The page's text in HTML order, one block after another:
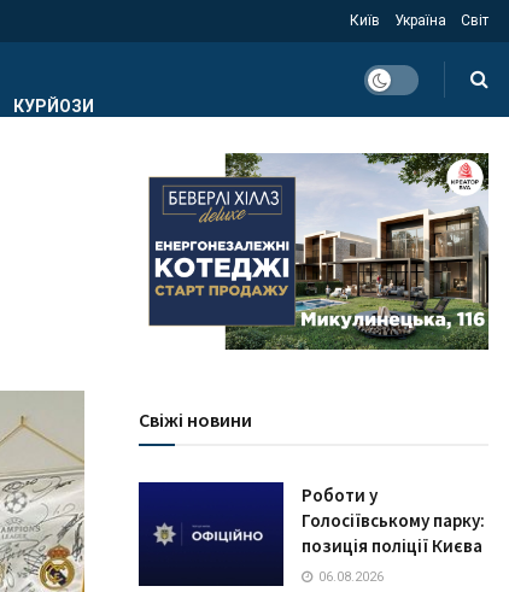
Київ Україна Світ
КУРЙОЗИ
Свіжі новини
Роботи у
Голосіївському парку:
позиція поліції Києва
06.08.2026